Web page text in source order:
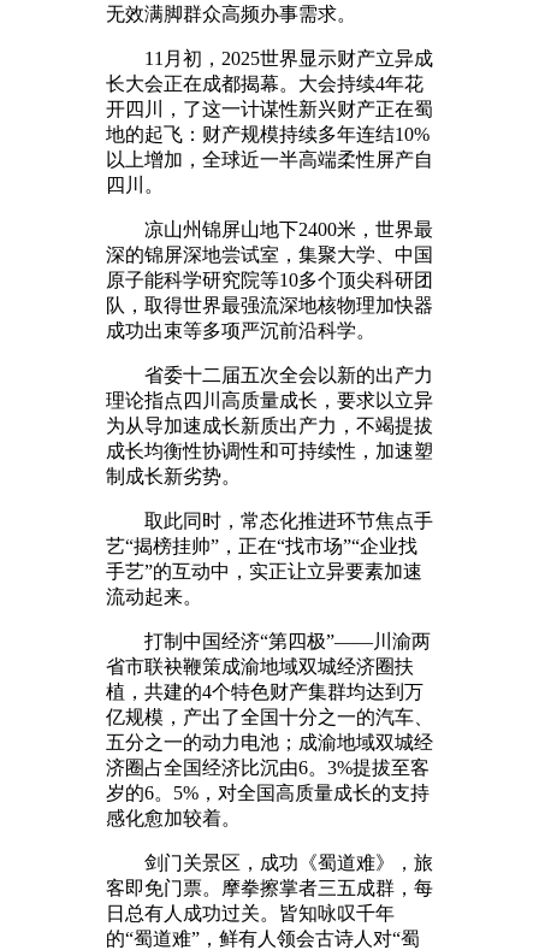
无效满脚群众高频办事需求。
11月初，2025世界显示财产立异成
长大会正在成都揭幕。大会持续4年花
开四川，了这一计谋性新兴财产正在蜀
地的起飞：财产规模持续多年连结10%
以上增加，全球近一半高端柔性屏产自
四川。
凉山州锦屏山地下2400米，世界最
深的锦屏深地尝试室，集聚大学、中国
原子能科学研究院等10多个顶尖科研团
队，取得世界最强流深地核物理加快器
成功出束等多项严沉前沿科学。
省委十二届五次全会以新的出产力
理论指点四川高质量成长，要求以立异
为从导加速成长新质出产力，不竭提拔
成长均衡性协调性和可持续性，加速塑
制成长新劣势。
取此同时，常态化推进环节焦点手
艺“揭榜挂帅”，正在“找市场”“企业找
手艺”的互动中，实正让立异要素加速
流动起来。
打制中国经济“第四极”——川渝两
省市联袂鞭策成渝地域双城经济圈扶
植，共建的4个特色财产集群均达到万
亿规模，产出了全国十分之一的汽车、
五分之一的动力电池；成渝地域双城经
济圈占全国经济比沉由6。3%提拔至客
岁的6。5%，对全国高质量成长的支持
感化愈加较着。
剑门关景区，成功《蜀道难》，旅
客即免门票。摩拳擦掌者三五成群，每
日总有人成功过关。皆知咏叹千年
的“蜀道难”，鲜有人领会古诗人对“蜀